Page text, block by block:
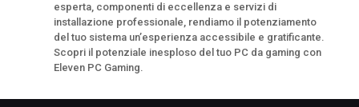
esperta, componenti di eccellenza e servizi di
installazione professionale, rendiamo il potenziamento
del tuo sistema un’esperienza accessibile e gratificante.
Scopri il potenziale inesploso del tuo PC da gaming con
Eleven PC Gaming.